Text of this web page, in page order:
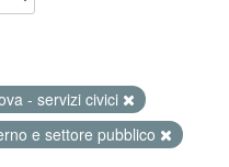
- servizi civici
e settore pubblico